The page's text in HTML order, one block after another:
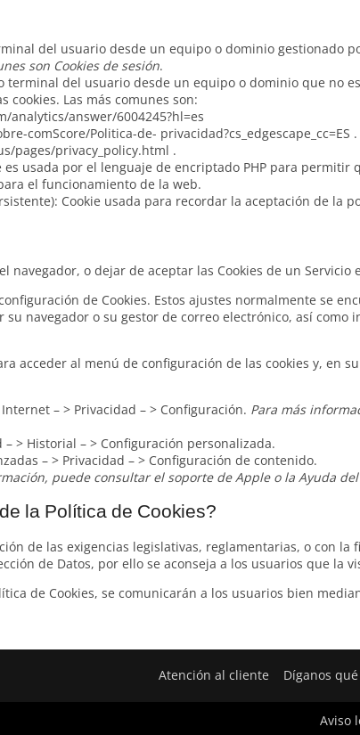
del usuario desde un equipo o dominio gestionado
son Cookies de sesión.
terminal del usuario desde un equipo o dominio que no
Las más comunes son:
analytics/answer/6004245?hl=es
comScore/Politica-de- privacidad?cs_edgescape_cc=ES .
pages/privacy_policy.html .
es usada por el lenguaje de encriptado PHP para
el funcionamiento de la web.
Cookie usada para recordar la aceptación de la
navegador, o dejar de aceptar las Cookies de un Servicio
de Cookies. Estos ajustes normalmente se
navegador o su gestor de correo electrónico, así
acceder al menú de configuración de las cookies y, en
– > Privacidad – > Configuración. Para más
> Historial – > Configuración personalizada.
– > Privacidad – > Configuración de contenido.
puede consultar el soporte de Apple o la Ayuda
la Política de Cookies?
de las exigencias legislativas, reglamentarias, o con
de Datos, por ello se aconseja a los usuarios que la
de Cookies, se comunicarán a los usuarios bien
Atención al cliente Díganos
Aviso